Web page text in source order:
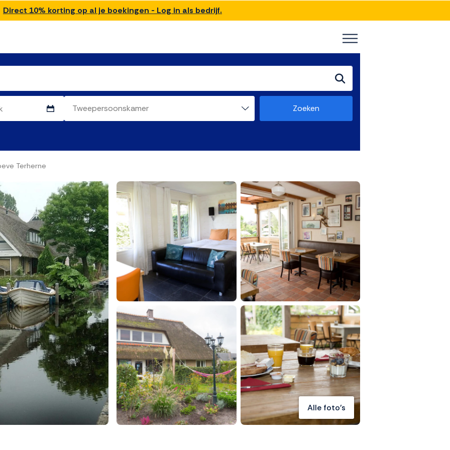
Direct 10% korting op al je boekingen - Log in als bedrijf.
Zoeken
Terherne
Alle foto's